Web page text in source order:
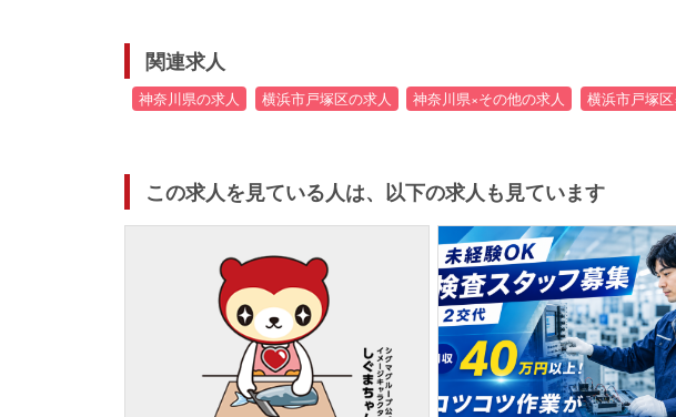
関連求人
神奈川県の求人 横浜市戸塚区の求人 神奈川県×その他の求人 横浜市戸塚
この求人を見ている人は、以下の求人も見ています